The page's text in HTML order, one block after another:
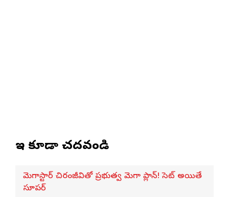
ఇవి కూడా చదవండి
మెగాస్టార్ చిరంజీవితో ప్రభుత్వ మెగా ప్లాన్! సెట్ అయితే
సూపర్